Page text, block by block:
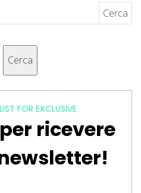
Cerca
FOR EXCLUSIVE
ricevere